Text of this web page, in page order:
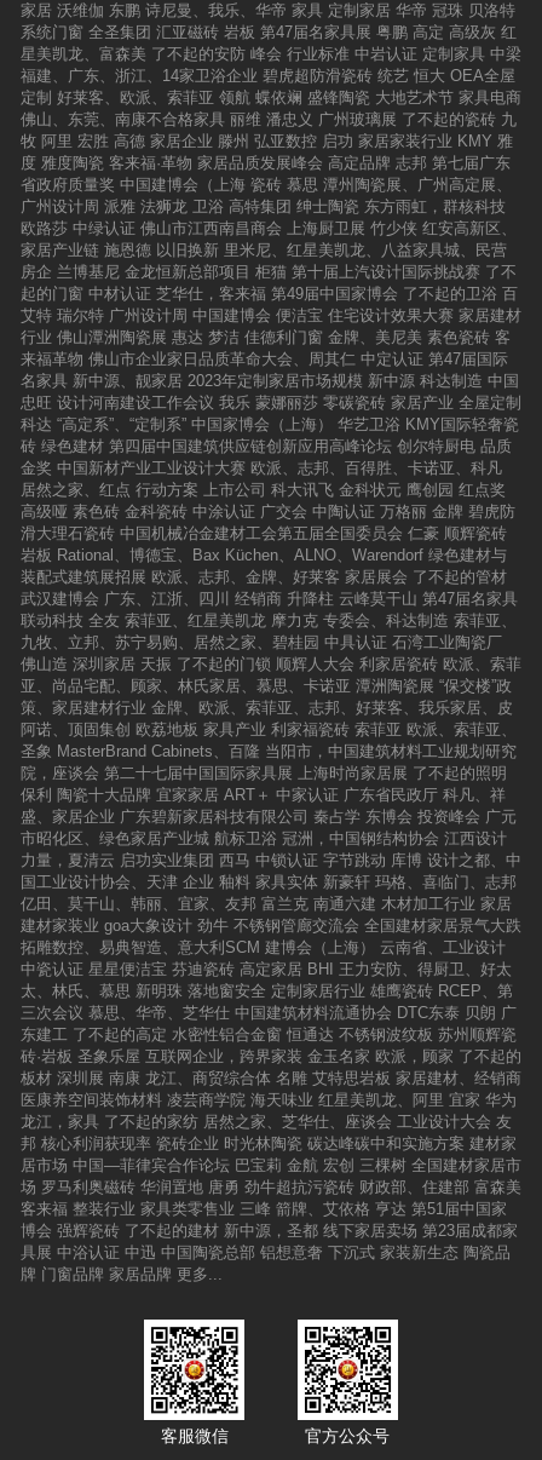
家居 沃维伽 东鹏 诗尼曼、我乐、华帝 家具 定制家居 华帝 冠珠 贝洛特
系统门窗 全圣集团 汇亚磁砖 岩板 第47届名家具展 粤鹏 高定 高级灰 红
星美凯龙、富森美 了不起的安防 峰会 行业标准 中岩认证 定制家具 中梁
福建、广东、浙江、14家卫浴企业 碧虎超防滑瓷砖 统艺 恒大 OEA全屋
定制 好莱客、欧派、索菲亚 领航 蝶依斓 盛锋陶瓷 大地艺术节 家具电商
佛山、东莞、南康不合格家具 丽维 潘忠义 广州玻璃展 了不起的瓷砖 九
牧 阿里 宏胜 高德 家居企业 滕州 弘亚数控 启功 家居家装行业 KMY 雅
度 雅度陶瓷 客来福·革物 家居品质发展峰会 高定品牌 志邦 第七届广东
省政府质量奖 中国建博会（上海 瓷砖 慕思 潭州陶瓷展、广州高定展、
广州设计周 派雅 法狮龙 卫浴 高特集团 绅士陶瓷 东方雨虹，群核科技
欧路莎 中绿认证 佛山市江西南昌商会 上海厨卫展 竹少侠 红安高新区、
家居产业链 施恩德 以旧换新 里米尼、红星美凯龙、八益家具城、民营
房企 兰博基尼 金龙恒新总部项目 柜猫 第十届上汽设计国际挑战赛 了不
起的门窗 中材认证 芝华仕，客来福 第49届中国家博会 了不起的卫浴 百
艾特 瑞尔特 广州设计周 中国建博会 便洁宝 住宅设计效果大赛 家居建材
行业 佛山潭洲陶瓷展 惠达 梦洁 佳德利门窗 金牌、美尼美 素色瓷砖 客
来福革物 佛山市企业家日品质革命大会、周其仁 中定认证 第47届国际
名家具 新中源、靓家居 2023年定制家居市场规模 新中源 科达制造 中国
忠旺 设计河南建设工作会议 我乐 蒙娜丽莎 零碳瓷砖 家居产业 全屋定制
科达 “高定系”、“定制系” 中国家博会（上海） 华艺卫浴 KMY国际轻奢瓷
砖 绿色建材 第四届中国建筑供应链创新应用高峰论坛 创尔特厨电 品质
金奖 中国新材产业工业设计大赛 欧派、志邦、百得胜、卡诺亚、科凡
居然之家、红点 行动方案 上市公司 科大讯飞 金科状元 鹰创园 红点奖
高级哑 素色砖 金科瓷砖 中涂认证 广交会 中陶认证 万格丽 金牌 碧虎防
滑大理石瓷砖 中国机械冶金建材工会第五届全国委员会 仁豪 顺辉瓷砖
岩板 Rational、博德宝、Bax Küchen、ALNO、Warendorf 绿色建材与
装配式建筑展招展 欧派、志邦、金牌、好莱客 家居展会 了不起的管材
武汉建博会 广东、江浙、四川 经销商 升降柱 云峰莫干山 第47届名家具
联动科技 全友 索菲亚、红星美凯龙 摩力克 专委会、科达制造 索菲亚、
九牧、立邦、苏宁易购、居然之家、碧桂园 中具认证 石湾工业陶瓷厂
佛山造 深圳家居 天振 了不起的门锁 顺辉人大会 利家居瓷砖 欧派、索菲
亚、尚品宅配、顾家、林氏家居、慕思、卡诺亚 潭洲陶瓷展 “保交楼”政
策、家居建材行业 金牌、欧派、索菲亚、志邦、好莱客、我乐家居、皮
阿诺、顶固集创 欧荔地板 家具产业 利家福瓷砖 索菲亚 欧派、索菲亚、
圣象 MasterBrand Cabinets、百隆 当阳市，中国建筑材料工业规划研究
院，座谈会 第二十七届中国国际家具展 上海时尚家居展 了不起的照明
保利 陶瓷十大品牌 宜家家居 ART＋ 中家认证 广东省民政厅 科凡、祥
盛、家居企业 广东碧新家居科技有限公司 秦占学 东博会 投资峰会 广元
市昭化区、绿色家居产业城 航标卫浴 冠洲，中国钢结构协会 江西设计
力量，夏清云 启功实业集团 西马 中锁认证 字节跳动 库博 设计之都、中
国工业设计协会、天津 企业 釉料 家具实体 新豪轩 玛格、喜临门、志邦
亿田、莫干山、韩丽、宜家、友邦 富兰克 南通六建 木材加工行业 家居
建材家装业 goa大象设计 劲牛 不锈钢管廊交流会 全国建材家居景气大跌
拓雕数控、易典智造、意大利SCM 建博会（上海）
云南省、工业设计
中瓷认证 星星便洁宝 芬迪瓷砖 高定家居 BHI
王力安防、得厨卫、好太
太、林氏、慕思 新明珠 落地窗安全 定制家居行业 雄鹰瓷砖 RCEP、第
三次会议 慕思、华帝、芝华仕 中国建筑材料流通协会 DTC东泰 贝朗 广
东建工 了不起的高定 水密性铝合金窗 恒通达 不锈钢波纹板 苏州顺辉瓷
砖·岩板 圣象乐屋 互联网企业，跨界家装 金玉名家 欧派，顾家 了不起的
板材 深圳展 南康 龙江、商贸综合体 名雕 艾特思岩板 家居建材、经销商
医康养空间装饰材料 凌芸商学院 海天味业 红星美凯龙、阿里 宜家 华为
龙江，家具 了不起的家纺 居然之家、芝华仕、座谈会 工业设计大会 友
邦 核心利润获现率 瓷砖企业 时光林陶瓷 碳达峰碳中和实施方案 建材家
居市场 中国—菲律宾合作论坛 巴宝莉 金航 宏创 三棵树 全国建材家居市
场 罗马利奥磁砖 华润置地 唐勇 劲牛超抗污瓷砖 财政部、住建部 富森美
客来福 整装行业 家具类零售业 三峰 箭牌、艾依格 亨达 第51届中国家
博会 强辉瓷砖 了不起的建材 新中源，圣都 线下家居卖场 第23届成都家
具展 中浴认证 中迅 中国陶瓷总部 铝想意奢 下沉式 家装新生态 陶瓷品
牌 门窗品牌 家居品牌 更多...
客服微信 官方公众号